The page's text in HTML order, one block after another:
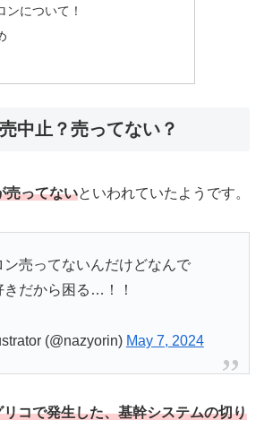
ンについて！
中止？売ってない？
売ってないといわれていたようです。
ン売ってないんだけどなんで
だから困る…！！
(@nazyorin) May 7, 2024
コで発生した、基幹システムの切り